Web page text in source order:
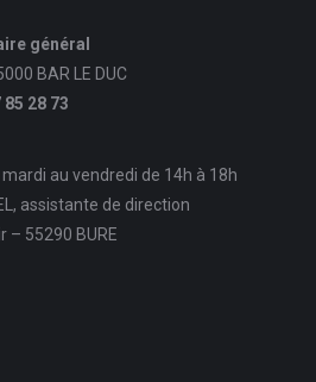
général
BAR LE DUC
28 73
au vendredi de 14h à 18h
assistante de direction
– 55290 BURE